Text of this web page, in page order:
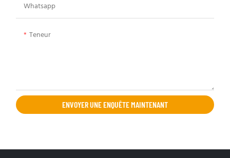
Whatsapp
Teneur
ENVOYER UNE ENQUÊTE MAINTENANT